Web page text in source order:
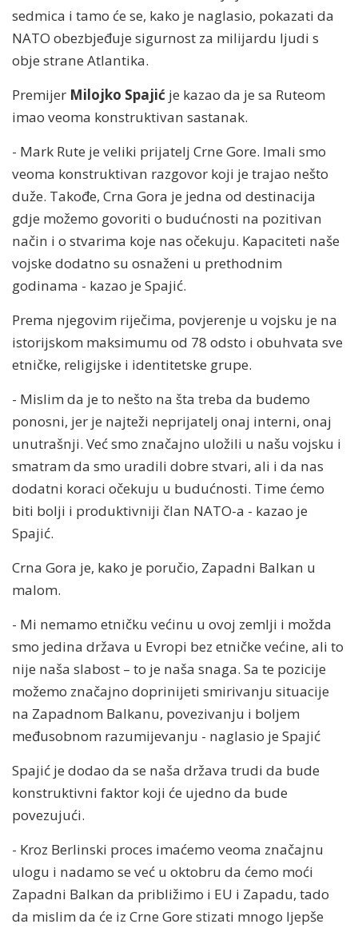
sedmica i tamo će se, kako je naglasio, pokazati da
NATO obezbjeđuje sigurnost za milijardu ljudi s
obje strane Atlantika.
Premijer Milojko Spajić je kazao da je sa Ruteom
imao veoma konstruktivan sastanak.
- Mark Rute je veliki prijatelj Crne Gore. Imali smo
veoma konstruktivan razgovor koji je trajao nešto
duže. Takođe, Crna Gora je jedna od destinacija
gdje možemo govoriti o budućnosti na pozitivan
način i o stvarima koje nas očekuju. Kapaciteti naše
vojske dodatno su osnaženi u prethodnim
godinama - kazao je Spajić.
Prema njegovim riječima, povjerenje u vojsku je na
istorijskom maksimumu od 78 odsto i obuhvata sve
etničke, religijske i identitetske grupe.
- Mislim da je to nešto na šta treba da budemo
ponosni, jer je najteži neprijatelj onaj interni, onaj
unutrašnji. Već smo značajno uložili u našu vojsku i
smatram da smo uradili dobre stvari, ali i da nas
dodatni koraci očekuju u budućnosti. Time ćemo
biti bolji i produktivniji član NATO-a - kazao je
Spajić.
Crna Gora je, kako je poručio, Zapadni Balkan u
malom.
- Mi nemamo etničku većinu u ovoj zemlji i možda
smo jedina država u Evropi bez etničke većine, ali to
nije naša slabost – to je naša snaga. Sa te pozicije
možemo značajno doprinijeti smirivanju situacije
na Zapadnom Balkanu, povezivanju i boljem
međusobnom razumijevanju - naglasio je Spajić
Spajić je dodao da se naša država trudi da bude
konstruktivni faktor koji će ujedno da bude
povezujući.
- Kroz Berlinski proces imaćemo veoma značajnu
ulogu i nadamo se već u oktobru da ćemo moći
Zapadni Balkan da približimo i EU i Zapadu, tado
da mislim da će iz Crne Gore stizati mnogo ljepše